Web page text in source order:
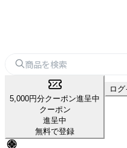
5,000円分クーポン進呈中
クーポン
進呈中
無料で登録
ロ